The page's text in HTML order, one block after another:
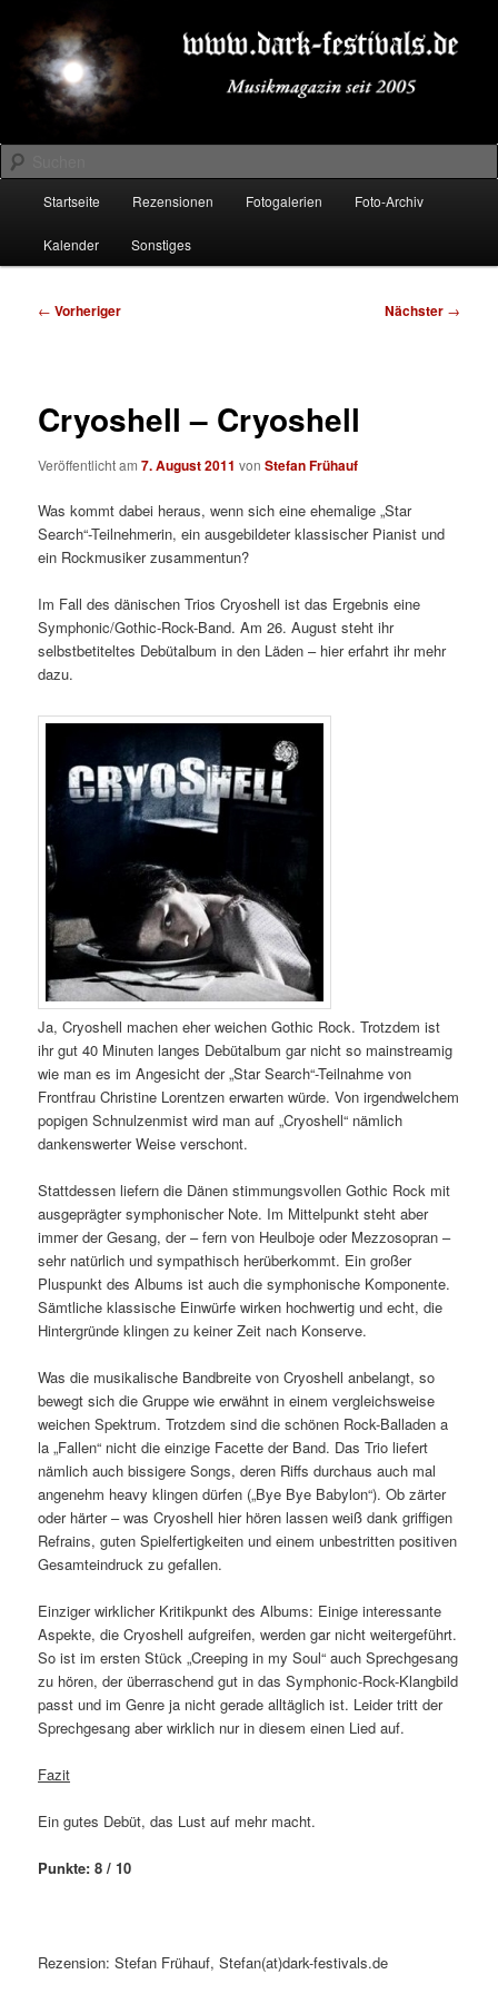
primären
Inhalt
springenDARK-FESTIVALS.DE
Suchen
Startseite Rezensionen Fotogalerien Foto-Archiv
Kalender Sonstiges
Beitragsnavigation
← Vorheriger Nächster →
Cryoshell – Cryoshell
Veröffentlicht am7. August 2011 vonStefan Frühauf
Was kommt dabei heraus, wenn sich eine ehemalige „Star
Search“-Teilnehmerin, ein ausgebildeter klassischer Pianist und
ein Rockmusiker zusammentun?
Im Fall des dänischen Trios Cryoshell ist das Ergebnis eine
Symphonic/Gothic-Rock-Band. Am 26. August steht ihr
selbstbetiteltes Debütalbum in den Läden – hier erfahrt ihr mehr
dazu.
Ja, Cryoshell machen eher weichen Gothic Rock. Trotzdem ist
ihr gut 40 Minuten langes Debütalbum gar nicht so mainstreamig
wie man es im Angesicht der „Star Search“-Teilnahme von
Frontfrau Christine Lorentzen erwarten würde. Von irgendwelchem
popigen Schnulzenmist wird man auf „Cryoshell“ nämlich
dankenswerter Weise verschont.
Stattdessen liefern die Dänen stimmungsvollen Gothic Rock mit
ausgeprägter symphonischer Note. Im Mittelpunkt steht aber
immer der Gesang, der – fern von Heulboje oder Mezzosopran –
sehr natürlich und sympathisch herüberkommt. Ein großer
Pluspunkt des Albums ist auch die symphonische Komponente.
Sämtliche klassische Einwürfe wirken hochwertig und echt, die
Hintergründe klingen zu keiner Zeit nach Konserve.
Was die musikalische Bandbreite von Cryoshell anbelangt, so
bewegt sich die Gruppe wie erwähnt in einem vergleichsweise
weichen Spektrum. Trotzdem sind die schönen Rock-Balladen a
la „Fallen“ nicht die einzige Facette der Band. Das Trio liefert
nämlich auch bissigere Songs, deren Riffs durchaus auch mal
angenehm heavy klingen dürfen („Bye Bye Babylon“). Ob zärter
oder härter – was Cryoshell hier hören lassen weiß dank griffigen
Refrains, guten Spielfertigkeiten und einem unbestritten positiven
Gesamteindruck zu gefallen.
Einziger wirklicher Kritikpunkt des Albums: Einige interessante
Aspekte, die Cryoshell aufgreifen, werden gar nicht weitergeführt.
So ist im ersten Stück „Creeping in my Soul“ auch Sprechgesang
zu hören, der überraschend gut in das Symphonic-Rock-Klangbild
passt und im Genre ja nicht gerade alltäglich ist. Leider tritt der
Sprechgesang aber wirklich nur in diesem einen Lied auf.
Fazit
Ein gutes Debüt, das Lust auf mehr macht.
Punkte: 8 / 10
Rezension: Stefan Frühauf, Stefan(at)dark-festivals.de